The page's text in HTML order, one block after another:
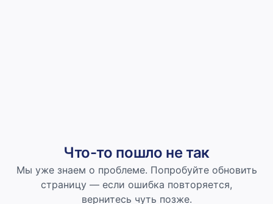
Что-то пошло не так
Мы уже знаем о проблеме. Попробуйте обновить
страницу — если ошибка повторяется,
вернитесь чуть позже.